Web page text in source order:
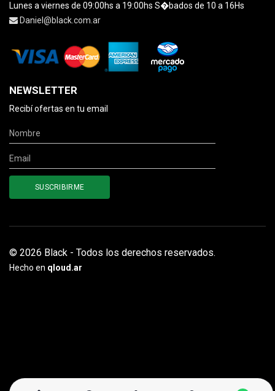
Lunes a viernes de 09:00hs a 19:00hs S�bados de 10 a 16Hs
Daniel@black.com.ar
NEWSLETTER
Recibí ofertas en tu email
© 2026 Black - Todos los derechos reservados.
Hecho en qloud.ar